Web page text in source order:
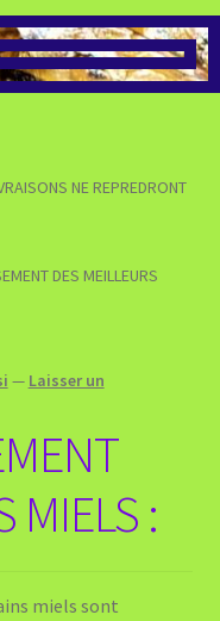
DES
DE
NE REPREDRONT
DES MEILLEURS
— Laisser un
MIELS :
miels sont